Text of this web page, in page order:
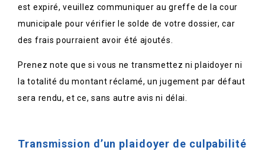
est expiré, veuillez communiquer au greffe de la cour
municipale pour vérifier le solde de votre dossier, car
des frais pourraient avoir été ajoutés.
Prenez note que si vous ne transmettez ni plaidoyer ni
la totalité du montant réclamé, un jugement par défaut
sera rendu, et ce, sans autre avis ni délai.
Transmission d’un plaidoyer de culpabilité